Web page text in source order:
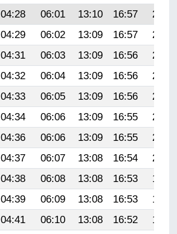
04:28 06:01 13:10 16:57
20:08
04:29 06:02 13:09 16:57
20:07
04:31 06:03 13:09 16:56
20:06
04:32 06:04 13:09 16:56
20:05
04:33 06:05 13:09 16:56
20:03
04:34 06:06 13:09 16:55
20:02
04:36 06:06 13:09 16:55
20:01
04:37 06:07 13:08 16:54
20:00
04:38 06:08 13:08 16:53
19:59
04:39 06:09 13:08 16:53
19:57
04:41 06:10 13:08 16:52
19:56